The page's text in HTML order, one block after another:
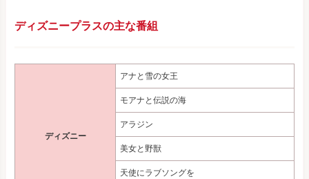
ディズニープラスの主な番組
ディズニー
アナと雪の女王
モアナと伝説の海
アラジン
美女と野獣
天使にラブソングを